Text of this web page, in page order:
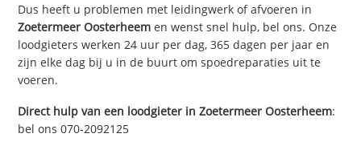
Dus heeft u problemen met leidingwerk of afvoeren in
Zoetermeer Oosterheem en wenst snel hulp, bel ons. Onze
loodgieters werken 24 uur per dag, 365 dagen per jaar en
zijn elke dag bij u in de buurt om spoedreparaties uit te
voeren.
Direct hulp van een loodgieter inZoetermeer Oosterheem:
bel ons 070-2092125